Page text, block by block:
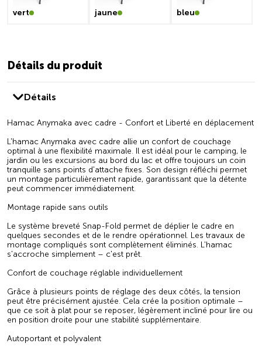
vert jaune bleu
Détails du produit
Détails
Hamac Anymaka avec cadre - Confort et Liberté en déplacement
L'hamac Anymaka avec cadre allie un confort de couchage
optimal à une flexibilité maximale. Il est idéal pour le camping, le
jardin ou les excursions au bord du lac et offre toujours un coin
tranquille sans points d'attache fixes. Son design réfléchi permet
un montage particulièrement rapide, garantissant que la détente
peut commencer immédiatement.
Montage rapide sans outils
Le système breveté Snap-Fold permet de déplier le cadre en
quelques secondes et de le rendre opérationnel. Les travaux de
montage compliqués sont complètement éliminés. L'hamac
s'accroche simplement – c'est prêt.
Confort de couchage réglable individuellement
Grâce à plusieurs points de réglage des deux côtés, la tension
peut être précisément ajustée. Cela crée la position optimale –
que ce soit à plat pour se reposer, légèrement incliné pour lire ou
en position droite pour une stabilité supplémentaire.
Autoportant et polyvalent